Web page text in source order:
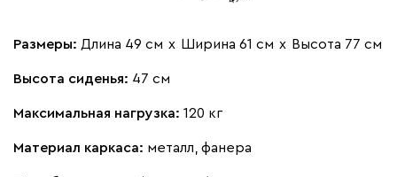
Размеры: Длина 49 см х Ширина 61 см х Высота 77 см
Высота сиденья: 47 см
Максимальная нагрузка: 120 кг
Материал каркаса: металл, фанера